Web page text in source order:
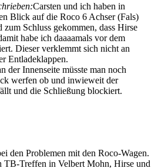
Carsten und ich haben in
Blick auf die Roco 6 Achser (Fals)
zum Schluss gekommen, dass Hirse
habe ich daaaamals vor dem
Dieser verklemmt sich nicht an
Entladeklappen.
der Innenseite müsste man noch
werfen ob und inwieweit der
und die Schließung blockiert.
den Problemen mit den Roco-Wagen.
TB-Treffen in Velbert Mohn, Hirse und